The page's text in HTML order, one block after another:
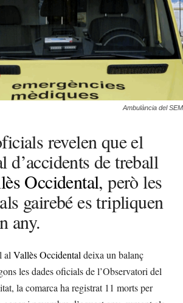
Ambulància del SEM
revelen que el
d’accidents de treball
Occidental, però les
gairebé es tripliquen
any.
alVallès Occidentaldeixa un balanç
les dades oficials de l’Observatori del
la comarca ha registrat 11 morts per